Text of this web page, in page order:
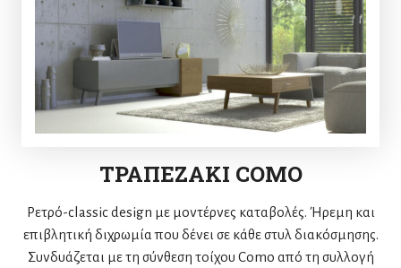
ΤΡΑΠΕΖΑΚΙ COMO
Ρετρό-classic design με μοντέρνες καταβολές. Ήρεμη και
επιβλητική διχρωμία που δένει σε κάθε στυλ διακόσμησης.
Συνδυάζεται με τη σύνθεση τοίχου Como από τη συλλογή